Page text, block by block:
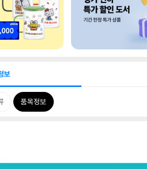
보
품목정보